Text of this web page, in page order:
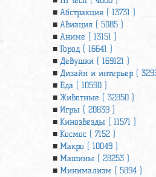
Абстракция ( 13731 )
Авиация ( 5085 )
Аниме ( 13151 )
Город ( 16641 )
Девушки ( 169121 )
Дизайн и интерьер (
Еда ( 10590 )
Животные ( 32850 )
Игры ( 20839 )
Кинозвезды ( 11571 )
Космос ( 7152 )
Макро ( 10049 )
Машины ( 28253 )
Минимализм ( 5894 )